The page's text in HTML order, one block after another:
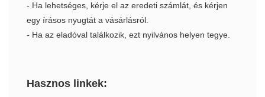
- Ha lehetséges, kérje el az eredeti számlát, és kérjen
egy írásos nyugtát a vásárlásról.
- Ha az eladóval találkozik, ezt nyilvános helyen tegye.
Hasznos linkek: